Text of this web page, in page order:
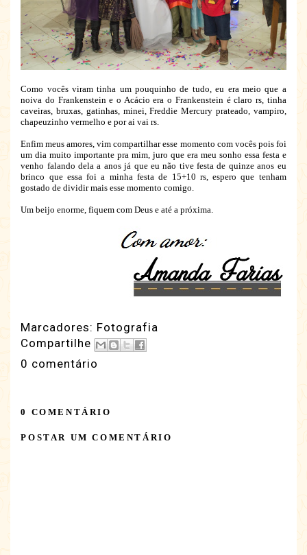
Como vocês viram tinha um pouquinho de tudo, eu era meio que a
noiva do Frankenstein e o Acácio era o Frankenstein é claro rs, tinha
caveiras, bruxas, gatinhas, minei, Freddie Mercury prateado, vampiro,
chapeuzinho vermelho e por ai vai rs.
Enfim meus amores, vim compartilhar esse momento com vocês pois foi
um dia muito importante pra mim, juro que era meu sonho essa festa e
venho falando dela a anos já que eu não tive festa de quinze anos eu
brinco que essa foi a minha festa de 15+10 rs, espero que tenham
gostado de dividir mais esse momento comigo.
Um beijo enorme, fiquem com Deus e até a próxima.
Marcadores: Fotografia
Compartilhe
0 comentário
0 COMENTÁRIO
POSTAR UM COMENTÁRIO